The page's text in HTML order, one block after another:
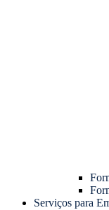
Serviços para